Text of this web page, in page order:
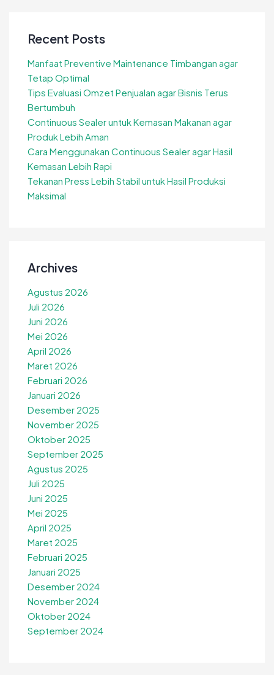
Recent Posts
Manfaat Preventive Maintenance Timbangan agar
Tetap Optimal
Tips Evaluasi Omzet Penjualan agar Bisnis Terus
Bertumbuh
Continuous Sealer untuk Kemasan Makanan agar
Produk Lebih Aman
Cara Menggunakan Continuous Sealer agar Hasil
Kemasan Lebih Rapi
Tekanan Press Lebih Stabil untuk Hasil Produksi
Maksimal
Archives
Agustus 2026
Juli 2026
Juni 2026
Mei 2026
April 2026
Maret 2026
Februari 2026
Januari 2026
Desember 2025
November 2025
Oktober 2025
September 2025
Agustus 2025
Juli 2025
Juni 2025
Mei 2025
April 2025
Maret 2025
Februari 2025
Januari 2025
Desember 2024
November 2024
Oktober 2024
September 2024